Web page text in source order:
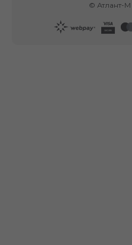
© Атлант-М